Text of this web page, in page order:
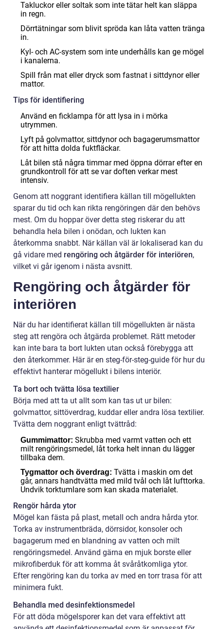
Takluckor eller soltak som inte tätar helt kan släppa
in regn.
Dörrtätningar som blivit spröda kan låta vatten tränga
in.
Kyl- och AC-system som inte underhålls kan ge mögel
i kanalerna.
Spill från mat eller dryck som fastnat i sittdynor eller
mattor.
Tips för identifiering
Använd en ficklampa för att lysa in i mörka
utrymmen.
Lyft på golvmattor, sittdynor och bagagerumsmattor
för att hitta dolda fuktfläckar.
Låt bilen stå några timmar med öppna dörrar efter en
grundkontroll för att se var doften verkar mest
intensiv.
Genom att noggrant identifiera källan till mögellukten
sparar du tid och kan rikta rengöringen där den behövs
mest. Om du hoppar över detta steg riskerar du att
behandla hela bilen i onödan, och lukten kan
återkomma snabbt. När källan väl är lokaliserad kan du
gå vidare med rengöring och åtgärder för interiören,
vilket vi går igenom i nästa avsnitt.
Rengöring och åtgärder för
interiören
När du har identifierat källan till mögellukten är nästa
steg att rengöra och åtgärda problemet. Rätt metoder
kan inte bara ta bort lukten utan också förebygga att
den återkommer. Här är en steg-för-steg-guide för hur du
effektivt hanterar mögellukt i bilens interiör.
Ta bort och tvätta lösa textilier
Börja med att ta ut allt som kan tas ut ur bilen:
golvmattor, sittöverdrag, kuddar eller andra lösa textilier.
Tvätta dem noggrant enligt tvättråd:
Gummimattor: Skrubba med varmt vatten och ett
milt rengöringsmedel, låt torka helt innan du lägger
tillbaka dem.
Tygmattor och överdrag: Tvätta i maskin om det
går, annars handtvätta med mild tvål och låt lufttorka.
Undvik torktumlare som kan skada materialet.
Rengör hårda ytor
Mögel kan fästa på plast, metall och andra hårda ytor.
Torka av instrumentbräda, dörrsidor, konsoler och
bagagerum med en blandning av vatten och milt
rengöringsmedel. Använd gärna en mjuk borste eller
mikrofiberduk för att komma åt svåråtkomliga ytor.
Efter rengöring kan du torka av med en torr trasa för att
minimera fukt.
Behandla med desinfektionsmedel
För att döda mögelsporer kan det vara effektivt att